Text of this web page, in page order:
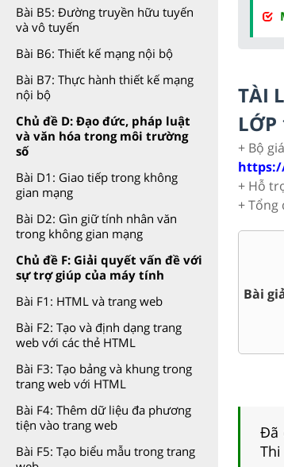
Bài B5: Đường truyền hữu tuyến
và vô tuyến
Bài B6: Thiết kế mạng nội bộ
Bài B7: Thực hành thiết kế mạng
nội bộ
Chủ đề D: Đạo đức, pháp luật
và văn hóa trong môi trường
số
Bài D1: Giao tiếp trong không
gian mạng
Bài D2: Gìn giữ tính nhân văn
trong không gian mạng
Chủ đề F: Giải quyết vấn đề với
sự trợ giúp của máy tính
Bài F1: HTML và trang web
Bài F2: Tạo và định dạng trang
web với các thẻ HTML
Bài F3: Tạo bảng và khung trong
trang web với HTML
Bài F4: Thêm dữ liệu đa phương
tiện vào trang web
Bài F5: Tạo biểu mẫu trong trang
TÀI
LỚP
+ Bộ
+ Hỗ
+ Tổng
giảng Powerpoint Văn,
Sử, Địa 12....
(31tài liệu )
Chuyên đề dạy
Lí, Hóa
tài
Đã